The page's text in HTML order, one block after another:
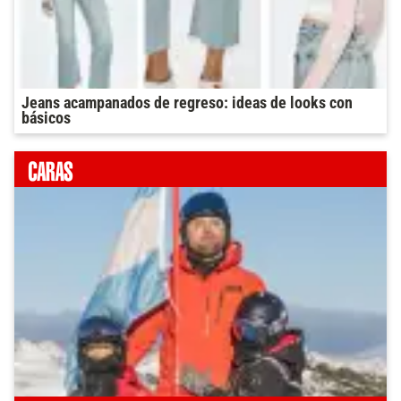
Jeans acampanados de regreso: ideas de looks con
básicos